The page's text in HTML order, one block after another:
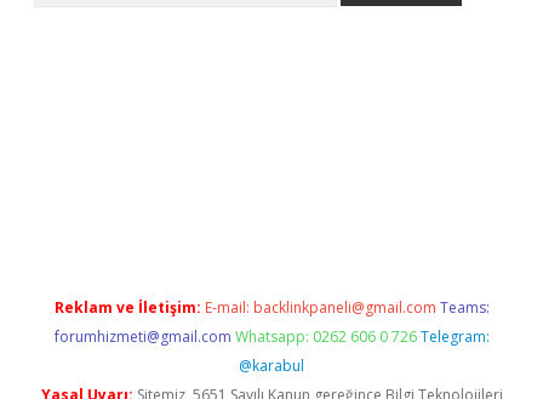
Reklam ve İletişim: E-mail: backlinkpaneli@gmail.com Teams:
forumhizmeti@gmail.com Whatsapp: 0262 606 0 726 Telegram:
@karabul
Yasal Uyarı: Sitemiz, 5651 Sayılı Kanun gereğince Bilgi Teknolojileri